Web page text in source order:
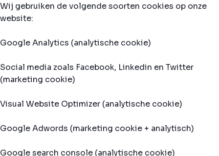
Wij gebruiken de volgende soorten cookies op onze
website:
Google Analytics (analytische cookie)
Social media zoals Facebook, Linkedin en Twitter
(marketing cookie)
Visual Website Optimizer (analytische cookie)
Google Adwords (marketing cookie + analytisch)
Google search console (analytische cookie)